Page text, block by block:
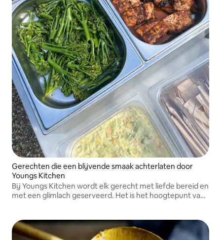
Gerechten die een blijvende smaak achterlaten door
Youngs Kitchen
Bij Youngs Kitchen wordt elk gerecht met liefde bereid en
met een glimlach geserveerd. Het is het hoogtepunt van